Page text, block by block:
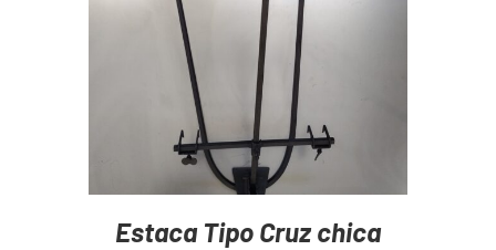
AGREGAR AL CARRITO /
Estaca Tipo Cruz chica